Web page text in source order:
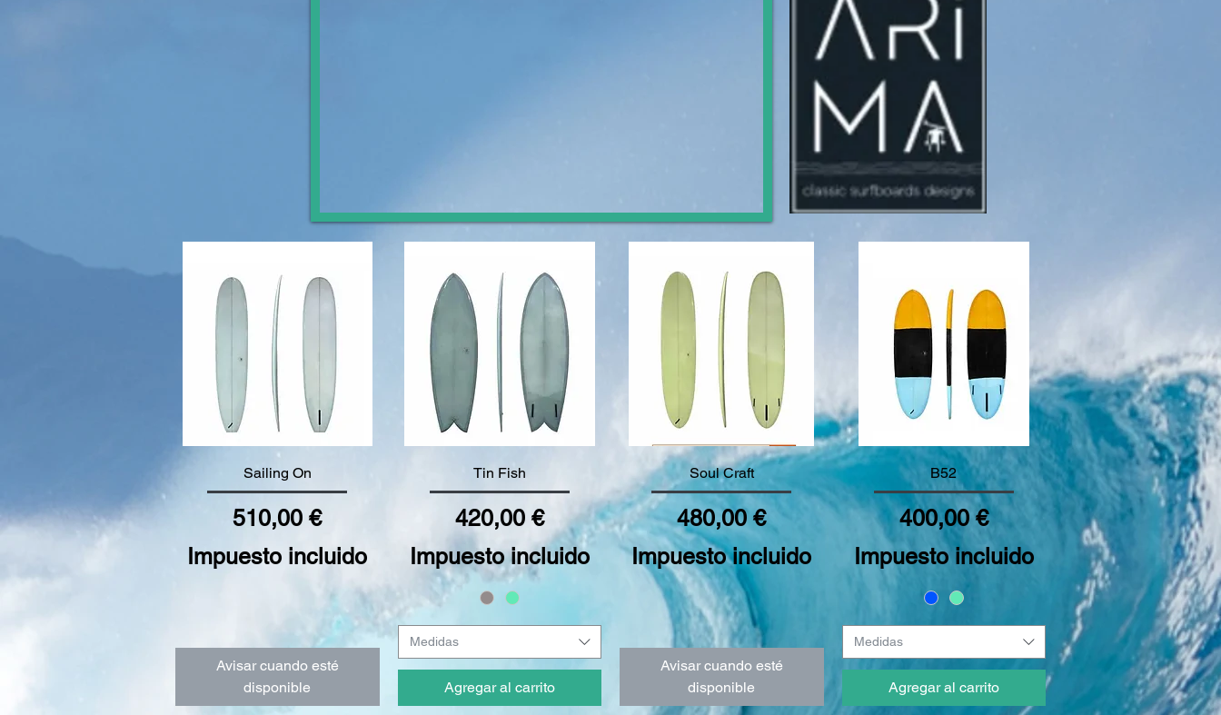
Vista rápida
Sailing On
Precio
510,00 €
Impuesto incluido
Avisar cuando esté
disponible
Vista rápida
Tin Fish
Precio
420,00 €
Impuesto incluido
Medidas
Agregar al carrito
Vista rápida
Soul Craft
Precio
480,00 €
Impuesto incluido
Avisar cuando esté
disponible
Vista rápida
B52
Precio
400,00 €
Impuesto incluido
Medidas
Agregar al carrito